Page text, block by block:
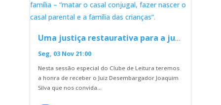
Uma justiça restaurativa para a jurisdição da família – “matar o casal conjugal, fazer nascer o casal parental e a família das crianças”.
Seg, 03 Nov 21:00
Nesta sessão especial do Clube de Leitura teremos
a honra de receber o Juiz Desembargador Joaquim
Silva que nos convida…